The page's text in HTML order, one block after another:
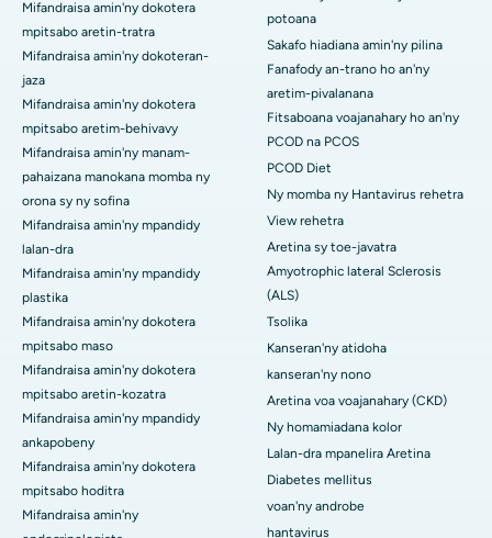
Mifandraisa amin'ny dokotera
mpitsabo aretin-tratra
Mifandraisa amin'ny dokoteran-
jaza
Mifandraisa amin'ny dokotera
mpitsabo aretim-behivavy
Mifandraisa amin'ny manam-
pahaizana manokana momba ny
orona sy ny sofina
Mifandraisa amin'ny mpandidy
lalan-dra
Mifandraisa amin'ny mpandidy
plastika
Mifandraisa amin'ny dokotera
mpitsabo maso
Mifandraisa amin'ny dokotera
mpitsabo aretin-kozatra
Mifandraisa amin'ny mpandidy
ankapobeny
Mifandraisa amin'ny dokotera
mpitsabo hoditra
Mifandraisa amin'ny
potoana
Sakafo hiadiana amin'ny pilina
Fanafody an-trano ho an'ny
aretim-pivalanana
Fitsaboana voajanahary ho an'ny
PCOD na PCOS
PCOD Diet
Ny momba ny Hantavirus rehetra
View rehetra
Aretina sy toe-javatra
Amyotrophic lateral Sclerosis
(ALS)
Tsolika
Kanseran'ny atidoha
kanseran'ny nono
Aretina voa voajanahary (CKD)
Ny homamiadana kolor
Lalan-dra mpanelira Aretina
Diabetes mellitus
voan'ny androbe
hantavirus